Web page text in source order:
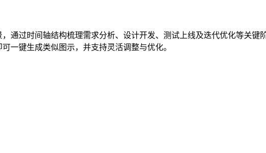
通过时间轴结构梳理需求分析、设计开发、测试上线及迭代优化等关键
词，即可一键生成类似图示，并支持灵活调整与优化。